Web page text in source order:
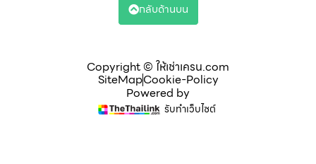
Copyright © ให้เช่าเครน.com
SiteMapCookie-Policy
Powered by
รับทำเว็บไซต์
กลับด้านบน